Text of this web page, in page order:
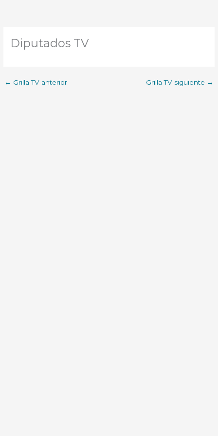
Diputados TV
← Grilla TV anterior Grilla TV siguiente →